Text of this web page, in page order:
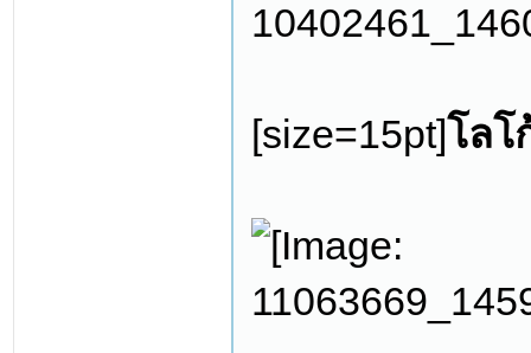
[size=15pt]โลโ